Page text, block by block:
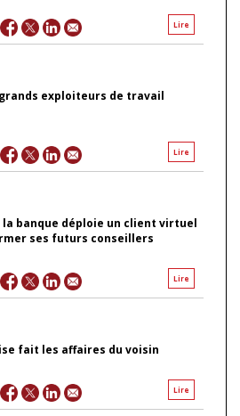
Lire
exploiteurs de travail
Lire
la banque déploie un client virtuel
ses futurs conseillers
Lire
fait les affaires du voisin
Lire